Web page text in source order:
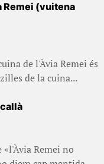
Remei (vuitena
de l'Àvia Remei és
de la cuina...
Remei no